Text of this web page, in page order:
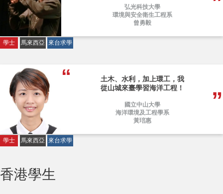
弘光科技大學
環境與安全衛生工程系
曾勇毅
學士 馬來西亞 來台求學
土木、水利，加上環工，我
從山城來臺學習海洋工程！
國立中山大學
海洋環境及工程學系
黃琣惠
學士 馬來西亞 來台求學
香港學生